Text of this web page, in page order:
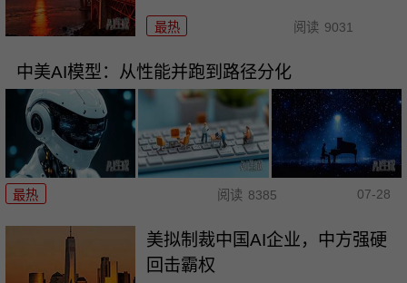
最热 阅读 9031
中美AI模型：从性能并跑到路径分化
最热 阅读 8385 07-28
美拟制裁中国AI企业，中方强硬
回击霸权